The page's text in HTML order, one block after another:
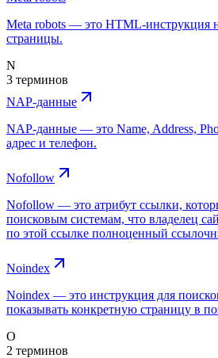
Meta robots — это HTML-инструкция
страницы.
N
3 терминов
NAP-данные
NAP-данные — это Name, Address,
адрес и телефон.
Nofollow
Nofollow — это атрибут ссылки,
поисковым системам, что владелец
по этой ссылке полноценный
Noindex
Noindex — это инструкция для
показывать конкретную страницу в
O
2 терминов